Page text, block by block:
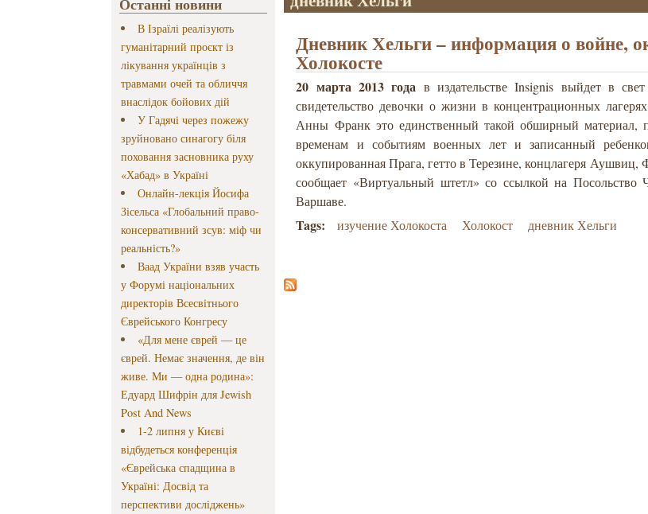
В Ізраїлі реалізують
гуманітарний проєкт із
лікування українців з
травмами очей та обличчя
внаслідок бойових дій
У Гадячі через пожежу
зруйновано синагогу біля
поховання засновника руху
«Хабад» в Україні
Онлайн-лекція Йосифа
Зісельса «Глобальний право-
консервативний зсув: міф чи
реальність?»
Ваад України взяв участь
у Форумі національних
директорів Всесвітнього
Єврейського Конгресу
«Для мене єврей — це
єврей. Немає значення, де він
живе. Ми — одна родина»:
Едуард Шифрін для Jewish
Post And News
1-2 липня у Києві
відбудеться конференція
«Єврейська спадщина в
Україні: Досвід та
перспективи досліджень»
Дневник Хельги – информация о войне,
Холокосте
20 марта 2013 года в издательстве Insignis выйдет в
свидетельство девочки о жизни в концентрационных
Анны Франк это единственный такой обширный материал,
временам и событиям военных лет и записанный
оккупированная Прага, гетто в Терезине, концлагеря Аушвиц,
сообщает «Виртуальный штетл» со ссылкой на Посольство
Варшаве.
Tags: изучение Холокоста Холокост дневник Хельги